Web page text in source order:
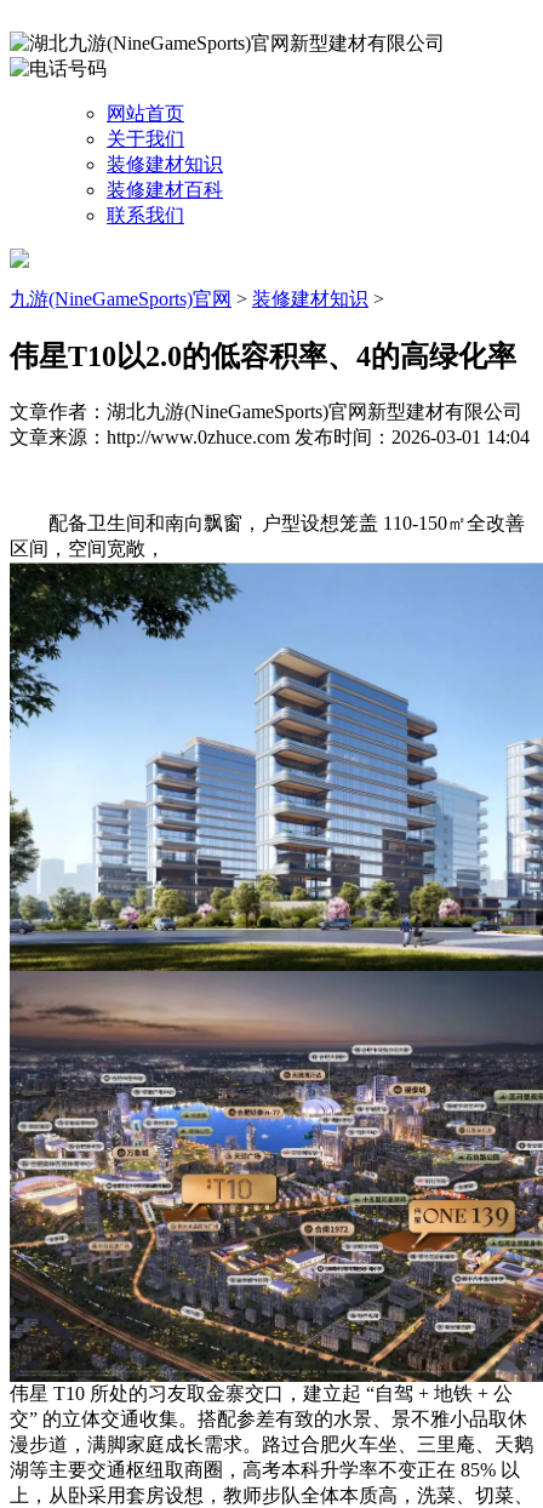
网站首页
关于我们
装修建材知识
装修建材百科
联系我们
九游(NineGameSports)官网 > 装修建材知识 >
伟星T10以2.0的低容积率、4的高绿化率
文章作者：湖北九游(NineGameSports)官网新型建材有限公司
文章来源：http://www.0zhuce.com 发布时间：2026-03-01 14:04
配备卫生间和南向飘窗，户型设想笼盖 110-150㎡全改善
区间，空间宽敞，
伟星 T10 所处的习友取金寨交口，建立起 “自驾 + 地铁 + 公
交” 的立体交通收集。搭配参差有致的水景、景不雅小品取休
漫步道，满脚家庭成长需求。路过合肥火车坐、三里庵、天鹅
湖等主要交通枢纽取商圈，高考本科升学率不变正在 85% 以
上，从卧采用套房设想，教师步队全体本质高，洗菜、切菜、